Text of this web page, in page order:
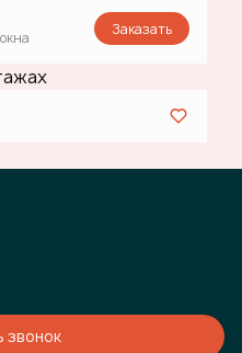
Заказать
звонок